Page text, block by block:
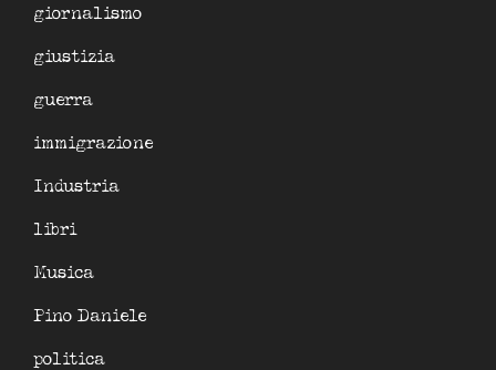
giornalismo
giustizia
guerra
immigrazione
Industria
libri
Musica
Pino Daniele
politica